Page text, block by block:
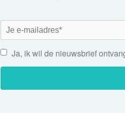
Ja, ik wil de nieuwsbrief